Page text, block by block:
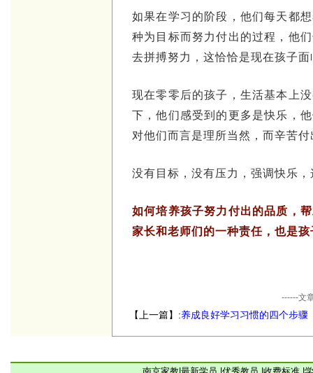
如果在学习的阶段，他们每天都
种为目标而努力付出的过程，他
去拼搏努力，这恰恰是现在孩子
现在零零后的孩子，生活基本上
下，他们感受到的更多是快乐，
对他们而言是理所当然，而辛苦
没有目标，没有压力，强调快乐
如何培养孩子努力付出的品质，
家长和老师们的一种责任，也是
------文
【上一篇】:养成良好学习习惯的四个步骤